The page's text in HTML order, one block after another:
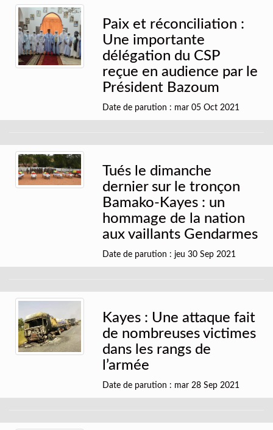
Paix et réconciliation :
Une importante
délégation du CSP
reçue en audience par le
Président Bazoum
Date de parution : mar 05 Oct 2021
Tués le dimanche
dernier sur le tronçon
Bamako-Kayes : un
hommage de la nation
aux vaillants Gendarmes
Date de parution : jeu 30 Sep 2021
Kayes : Une attaque fait
de nombreuses victimes
dans les rangs de
l’armée
Date de parution : mar 28 Sep 2021